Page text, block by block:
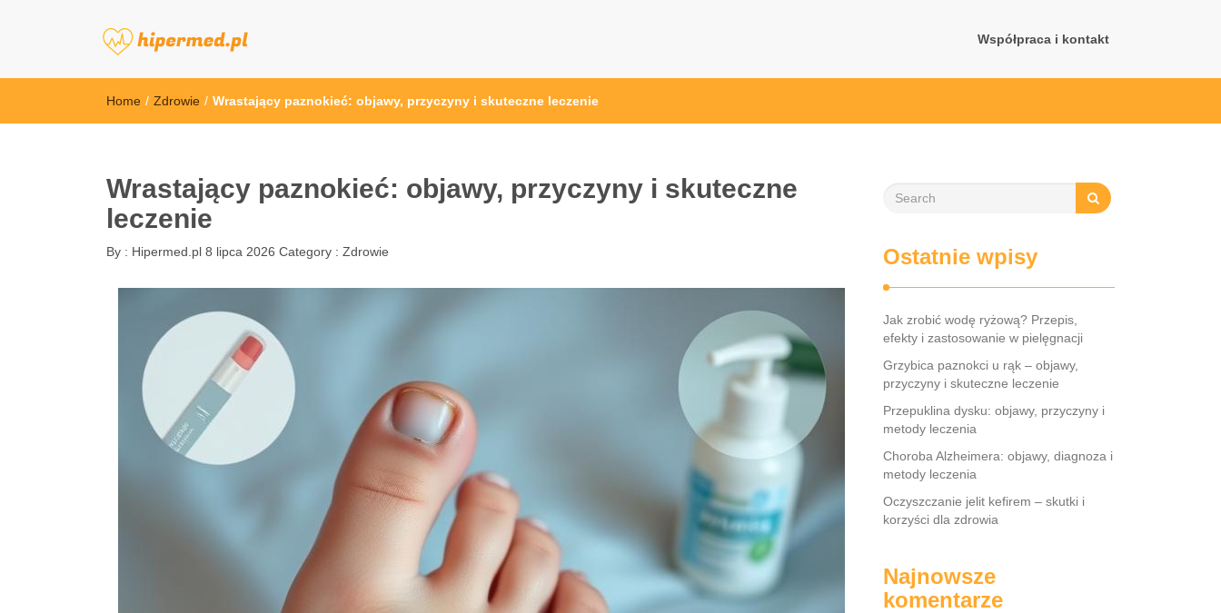
Współpraca i kontakt
Home / Zdrowie / Wrastający paznokieć: objawy, przyczyny i skuteczne leczenie
Wrastający paznokieć: objawy, przyczyny i skuteczne
leczenie
By : Hipermed.pl 8 lipca 2026 Category : Zdrowie Ostatnie wpisy
Jak zrobić wodę ryżową? Przepis,
efekty i zastosowanie w pielęgnacji
Grzybica paznokci u rąk – objawy,
przyczyny i skuteczne leczenie
Przepuklina dysku: objawy, przyczyny i
metody leczenia
Choroba Alzheimera: objawy, diagnoza i
metody leczenia
Oczyszczanie jelit kefirem – skutki i
korzyści dla zdrowia
Najnowsze
komentarze